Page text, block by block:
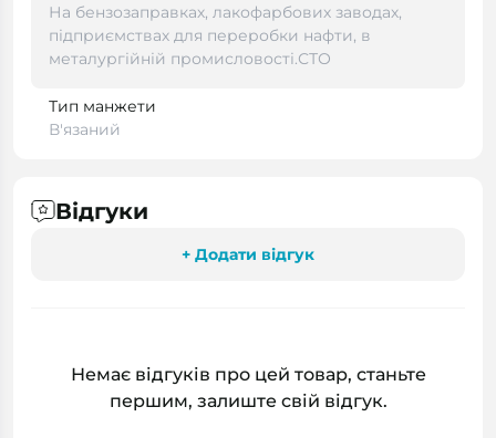
На бензозаправках, лакофарбових заводах,
підприємствах для переробки нафти, в
металургійній промисловості.СТО
Тип манжети
В'язаний
Відгуки
+ Додати відгук
Немає відгуків про цей товар, станьте
першим, залиште свій відгук.